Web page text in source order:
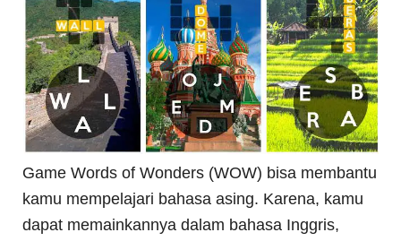
Game Words of Wonders (WOW) bisa membantu
kamu mempelajari bahasa asing. Karena, kamu
dapat memainkannya dalam bahasa Inggris,